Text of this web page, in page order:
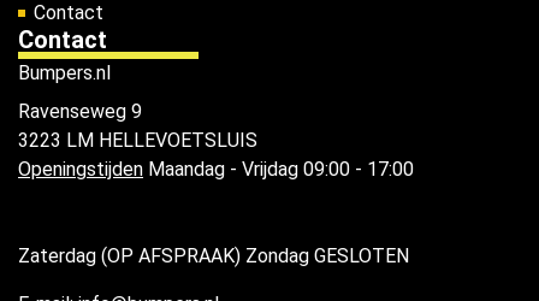
Contact
Contact
Bumpers.nl
Ravenseweg 9
3223 LM HELLEVOETSLUIS
Openingstijden Maandag - Vrijdag 09:00 - 17:00
Zaterdag (OP AFSPRAAK) Zondag GESLOTEN